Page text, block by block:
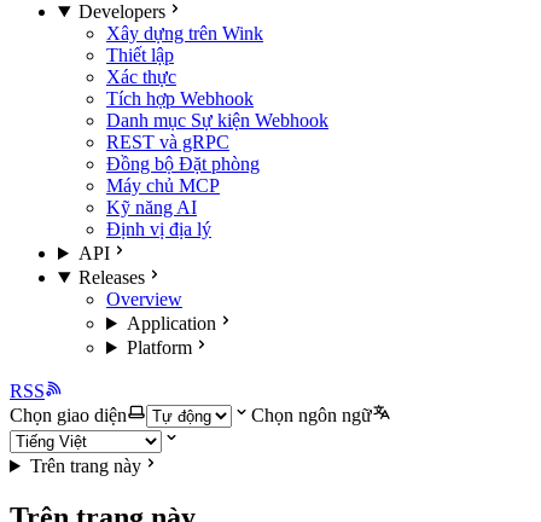
Developers
Xây dựng trên Wink
Thiết lập
Xác thực
Tích hợp Webhook
Danh mục Sự kiện Webhook
REST và gRPC
Đồng bộ Đặt phòng
Máy chủ MCP
Kỹ năng AI
Định vị địa lý
API
Releases
Overview
Application
Platform
RSS
Chọn giao diện
Chọn ngôn ngữ
Trên trang này